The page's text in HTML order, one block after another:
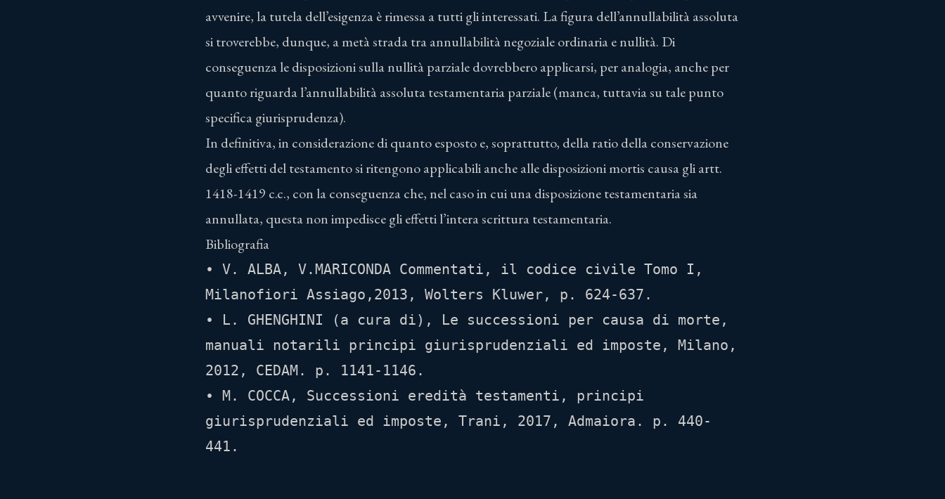
avvenire, la tutela dell’esigenza è rimessa a tutti gli interessati. La figura dell’annullabilità assoluta
si troverebbe, dunque, a metà strada tra annullabilità negoziale ordinaria e nullità. Di
conseguenza le disposizioni sulla nullità parziale dovrebbero applicarsi, per analogia, anche per
quanto riguarda l’annullabilità assoluta testamentaria parziale (manca, tuttavia su tale punto
specifica giurisprudenza).
In definitiva, in considerazione di quanto esposto e, soprattutto, della ratio della conservazione
degli effetti del testamento si ritengono applicabili anche alle disposizioni mortis causa gli artt.
1418-1419 c.c., con la conseguenza che, nel caso in cui una disposizione testamentaria sia
annullata, questa non impedisce gli effetti l’intera scrittura testamentaria.
Bibliografia
• V. ALBA, V.MARICONDA Commentati, il codice civile Tomo I,
Milanofiori Assiago,2013, Wolters Kluwer, p. 624-637.
• L. GHENGHINI (a cura di), Le successioni per causa di morte,
manuali notarili principi giurisprudenziali ed imposte, Milano,
2012, CEDAM. p. 1141-1146.
• M. COCCA, Successioni eredità testamenti, principi
giurisprudenziali ed imposte, Trani, 2017, Admaiora. p. 440-
441.